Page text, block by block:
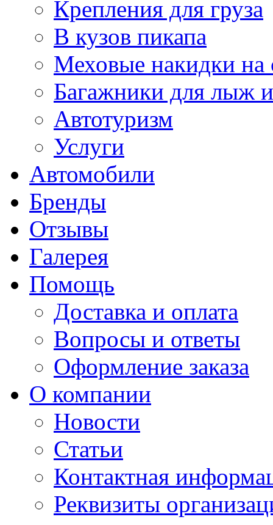
Крепления для груза
В кузов пикапа
Меховые накидки на
Багажники для лыж
Автотуризм
Услуги
Автомобили
Бренды
Отзывы
Галерея
Помощь
Доставка и оплата
Вопросы и ответы
Оформление заказа
О компании
Новости
Статьи
Контактная
Реквизиты